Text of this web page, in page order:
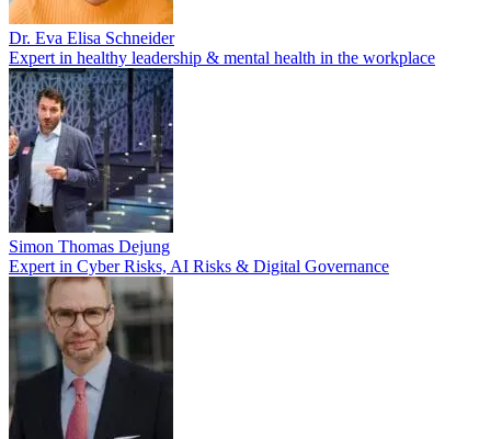
Dr. Eva Elisa Schneider
Expert in healthy leadership & mental health in the workplace
Simon Thomas Dejung
Expert in Cyber Risks, AI Risks & Digital Governance